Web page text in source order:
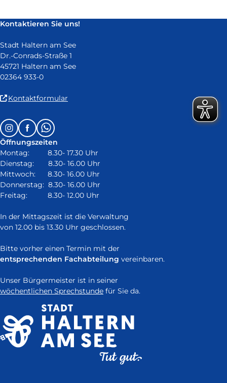
Kontaktieren Sie uns!
Stadt Haltern am See
Dr.-Conrads-Straße 1
45721 Haltern am See
02364 933-0
Kontaktformular
in
neuem
Fenster)
Follow
us
on:
InstagramFacebookWhatsapp
Öffnungszeiten
Montag: 8.30- 17.30 Uhr
Dienstag: 8.30- 16.00 Uhr
Mittwoch: 8.30- 16.00 Uhr
Donnerstag: 8.30- 16.00 Uhr
Freitag: 8.30- 12.00 Uhr
In der Mittagszeit ist die Verwaltung
von 12.00 bis 13.30 Uhr geschlossen.
Bitte vorher einen Termin mit der
entsprechenden Fachabteilung vereinbaren.
Unser Bürgermeister ist in seiner
wöchentlichen Sprechstunde für Sie da.